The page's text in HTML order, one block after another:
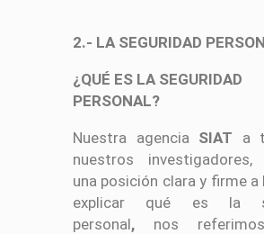
2.- LA SEGURIDAD
¿QUÉ ES LA SEGURIDAD
PERSONAL?
Nuestra agencia SIAT a
nuestros investigadores,
una posición clara y firme a
explicar qué es la
personal,nos